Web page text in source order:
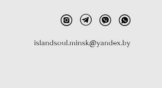
islandsoul.minsk@yandex.by